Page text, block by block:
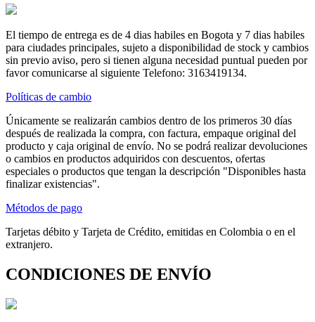
El tiempo de entrega es de 4 dias habiles en Bogota y 7 dias habiles
para ciudades principales, sujeto a disponibilidad de stock y cambios
sin previo aviso, pero si tienen alguna necesidad puntual pueden por
favor comunicarse al siguiente Telefono: 3163419134.
Políticas de cambio
Únicamente se realizarán cambios dentro de los primeros 30 días
después de realizada la compra, con factura, empaque original del
producto y caja original de envío. No se podrá realizar devoluciones
o cambios en productos adquiridos con descuentos, ofertas
especiales o productos que tengan la descripción "Disponibles hasta
finalizar existencias".
Métodos de pago
Tarjetas débito y Tarjeta de Crédito, emitidas en Colombia o en el
extranjero.
CONDICIONES DE ENVÍO